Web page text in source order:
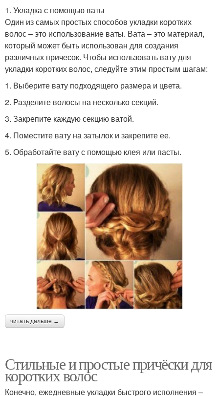
1. Укладка с помощью ваты
Один из самых простых способов укладки коротких
волос – это использование ваты. Вата – это материал,
который может быть использован для создания
различных причесок. Чтобы использовать вату для
укладки коротких волос, следуйте этим простым шагам:
1. Выберите вату подходящего размера и цвета.
2. Разделите волосы на несколько секций.
3. Закрепите каждую секцию ватой.
4. Поместите вату на затылок и закрепите ее.
5. Обработайте вату с помощью клея или пасты.
читать дальше →
Стильные и простые причёски для
коротких волос
Конечно, ежедневные укладки быстрого исполнения –